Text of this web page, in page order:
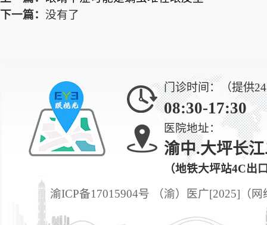
下一篇： 没有了
门诊时间：（提供
08:30-17:30
医院地址：
渝中.大坪长
（地铁大坪站4C出
渝ICP备17015904号 （渝）医广[2025]（网